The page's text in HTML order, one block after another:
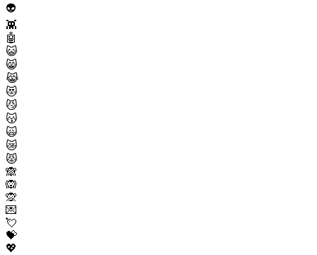
👽
👾
🤖
😺
😸
😹
😻
😼
😽
🙀
😿
😾
🙈
🙉
🙊
💌
💘
💝
💖